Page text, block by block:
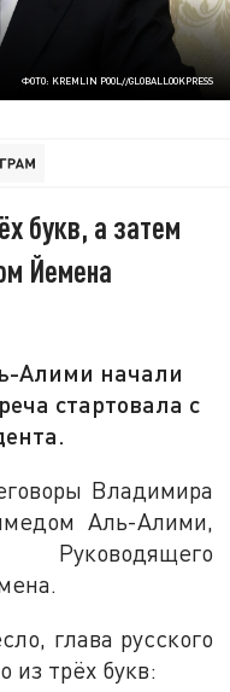
ФОТО: KREMLIN POOL//GLOBALLOOKPRESS
букв, а затем
Йемена
Алими начали
стартовала с
Владимира
Аль-Алими,
глава русского
из трёх букв: